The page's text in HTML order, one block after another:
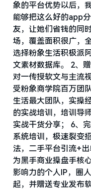
象的平台优势以后，
能够把这么好的app
友，让她们省钱的同
场，覆盖面积很广，
选择粉象生活积极派
文素材数据库。 2、
对一传授软文与主流
受粉象商学院百万团
生活最大团队，实操
的实战培训，培训导
实战干货分享； 6、
系统培训，极速裂变
法，二手平台引流+
为黑手商业操盘手核
影响力的个人IP，圈
起，并赠送专业发布